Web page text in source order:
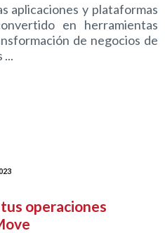
aplicaciones y plataformas
en herramientas
de negocios de
...
operaciones